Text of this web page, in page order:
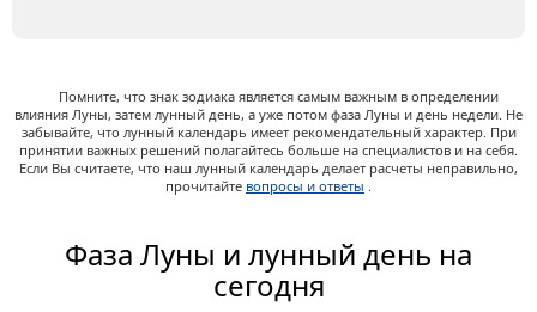
Помните, что знак зодиака является самым важным в определении
влияния Луны, затем лунный день, а уже потом фаза Луны и день недели. Не
забывайте, что лунный календарь имеет рекомендательный характер. При
принятии важных решений полагайтесь больше на специалистов и на себя.
Если Вы считаете, что наш лунный календарь делает расчеты неправильно,
прочитайте вопросы и ответы .
Фаза Луны и лунный день на
сегодня